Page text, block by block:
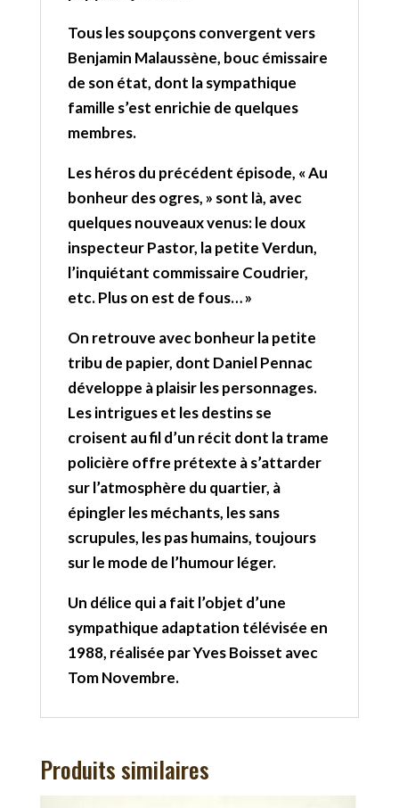
Tous les soupçons convergent vers
Benjamin Malaussène, bouc émissaire
de son état, dont la sympathique
famille s’est enrichie de quelques
membres.
Les héros du précédent épisode, « Au
bonheur des ogres, » sont là, avec
quelques nouveaux venus: le doux
inspecteur Pastor, la petite Verdun,
l’inquiétant commissaire Coudrier,
etc. Plus on est de fous… »
On retrouve avec bonheur la petite
tribu de papier, dont Daniel Pennac
développe à plaisir les personnages.
Les intrigues et les destins se
croisent au fil d’un récit dont la trame
policière offre prétexte à s’attarder
sur l’atmosphère du quartier, à
épingler les méchants, les sans
scrupules, les pas humains, toujours
sur le mode de l’humour léger.
Un délice qui a fait l’objet d’une
sympathique adaptation télévisée en
1988, réalisée par Yves Boisset avec
Tom Novembre.
Produits similaires